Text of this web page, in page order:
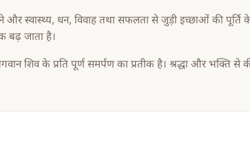
स्वास्थ्य, धन, विवाह तथा सफलता से जुड़ी इच्छाओं की पूर्ति
बढ़ जाता है।
शिव के प्रति पूर्ण समर्पण का प्रतीक है। श्रद्धा और भक्ति से